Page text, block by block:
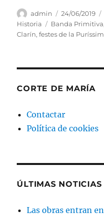
Autor
admin
Publicado
el
24/06/2019
Historia
Etiquetas
Banda Primitiva,
Clarín,festes de la
CORTE DE MARÍA
Contactar
Política de cookies
ÚLTIMAS NOTICIAS
Las obras entran